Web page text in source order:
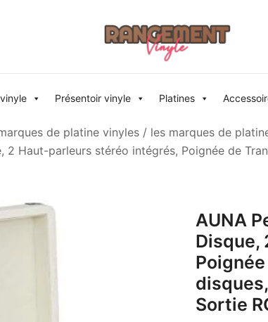
Présentoir vinyle Platines
de platine vinyles / les marques de
2 Haut-parleurs stéréo intégrés, Poignée de
AUNA
Disque,
Sortie